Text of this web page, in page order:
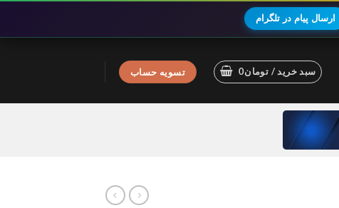
ارسال پیام در تلگرام
سبد خرید / تومان0 تسویه حساب